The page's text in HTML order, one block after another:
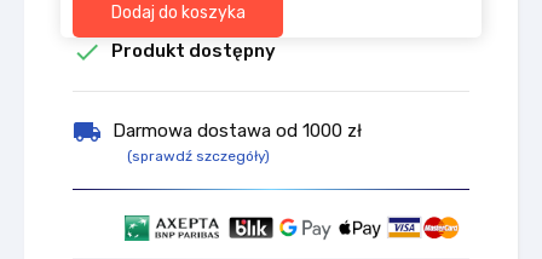
Dodaj do koszyka
 Produkt dostępny
local_shipping Darmowa dostawa od 1000 zł
(sprawdź szczegóły)